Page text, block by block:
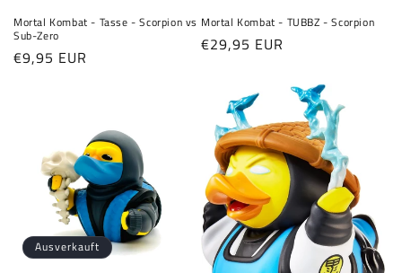
:
Mortal Kombat - Tasse - Scorpion vs
Sub-Zero
Normaler
€9,95 EUR
Mortal Kombat - TUBBZ - Scorpion
Normaler
€29,95 EUR
Ausverkauft